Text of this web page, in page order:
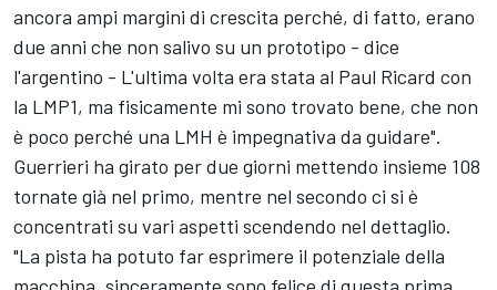
ancora ampi margini di crescita perché, di fatto, erano
due anni che non salivo su un prototipo - dice
l'argentino - L'ultima volta era stata al Paul Ricard con
la LMP1, ma fisicamente mi sono trovato bene, che non
è poco perché una LMH è impegnativa da guidare".
Guerrieri ha girato per due giorni mettendo insieme 108
tornate già nel primo, mentre nel secondo ci si è
concentrati su vari aspetti scendendo nel dettaglio.
"La pista ha potuto far esprimere il potenziale della
macchina, sinceramente sono felice di questa prima